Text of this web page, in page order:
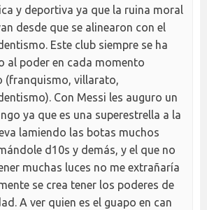
y deportiva ya que la ruina moral
desde que se alinearon con el
Este club siempre se ha
al poder en cada momento
(franquismo, villarato,
Con Messi les auguro un
ya que es una superestrella a la
lamiendo las botas muchos
d10s y demás, y el que no
muchas luces no me extrañaría
se crea tener los poderes de
A ver quien es el guapo en can